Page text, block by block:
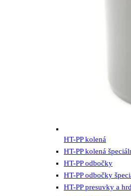
HT-PP kolená
HT-PP kolená
HT-PP odbočky
HT-PP odbočky
HT-PP presuvky a